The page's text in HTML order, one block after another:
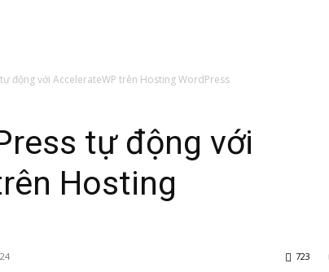
động với AccelerateWP trên Hosting WordPress
tự động với
Hosting
723